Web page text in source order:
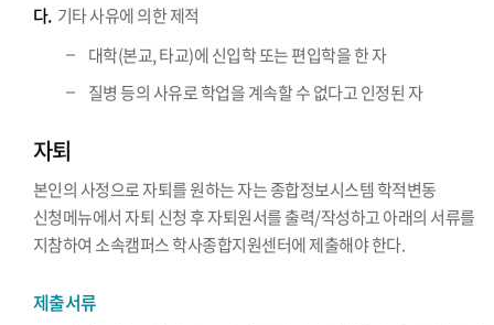
다. 기타 사유에 의한 제적
대학(본교, 타교)에 신입학 또는 편입학을 한 자
질병 등의 사유로 학업을 계속할 수 없다고 인정된 자
자퇴
본인의 사정으로 자퇴를 원하는 자는 종합정보시스템 학적변동
신청메뉴에서 자퇴 신청 후 자퇴원서를 출력/작성하고 아래의 서류를
지참하여 소속캠퍼스 학사종합지원센터에 제출해야 한다.
제출서류